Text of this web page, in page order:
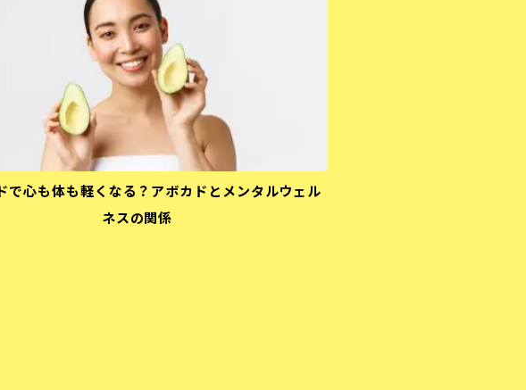
で心も体も軽くなる？アボカドとメンタルウェル
ネスの関係